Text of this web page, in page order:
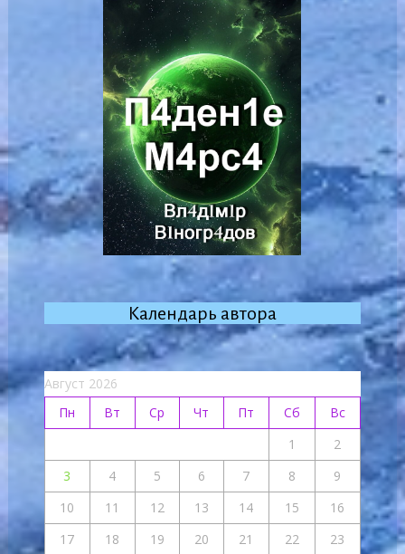
Календарь автора
Август 2026
Пн
Вт Ср Чт Пт Сб
Вс
1
2
3
4 5 6 7 8
9
10
11 12 13 14 15
16
17
18 19 20 21 22 23